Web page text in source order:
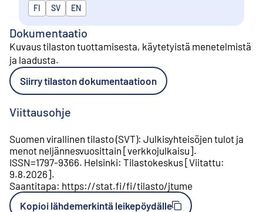
Julkaistaan kielillä
FI SV EN
Dokumentaatio
Kuvaus tilaston tuottamisesta, käytetyistä menetelmistä
ja laadusta.
Siirry tilaston dokumentaatioon
Viittausohje
Suomen virallinen tilasto (SVT): Julkisyhteisöjen tulot ja
menot neljännesvuosittain [verkkojulkaisu].
ISSN=1797-9366. Helsinki: Tilastokeskus[Viitattu:
9.8.2026].
Saantitapa: https://stat.fi/fi/tilasto/jtume
Kopioi lähdemerkintä leikepöydälle